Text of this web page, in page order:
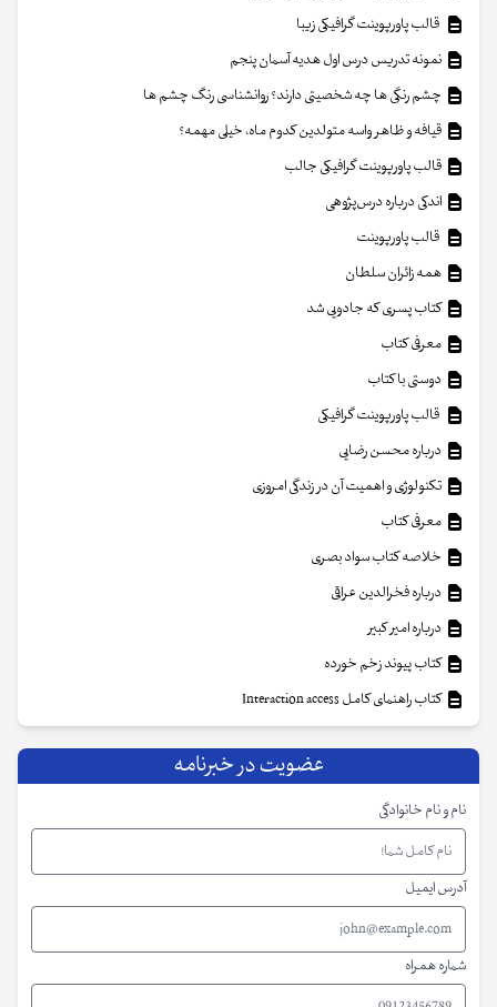
قالب پاورپوینت گرافیکی زیبا
نمونه تدریس درس اول هدیه آسمان پنجم
چشم رنگی ها چه شخصیتی دارند؟ روانشناسی رنگ چشم ها
قیافه و ظاهر واسه متولدین کدوم ماه، خیلی مهمه؟
قالب پاورپوینت گرافیکی جالب
اندکی درباره درس‌پژوهی
قالب پاورپوینت
همه زائران سلطان
کتاب پسری که جادویی شد
معرفی کتاب
دوستی با کتاب
قالب پاورپوینت گرافیکی
درباره محسن رضایی
تکنولوژی و اهمیت آن در زندگی امروزی
معرفی کتاب
خلاصه کتاب سواد بصری
درباره فخرالدین عراقی
درباره امیر کبیر
کتاب پیوند زخم خورده
کتاب راهنمای کامل Interaction access
عضویت در خبرنامه
نام و نام خانوادگی
آدرس ایمیل
شماره همراه